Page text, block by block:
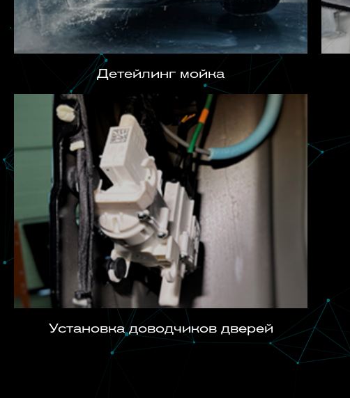
Детейлинг мойка
Установка доводчиков дверей